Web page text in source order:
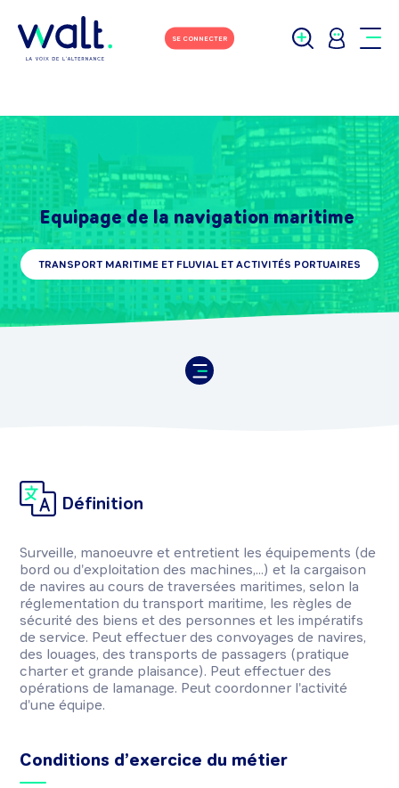
SE CONNECTER
Equipage de la navigation maritime
TRANSPORT MARITIME ET FLUVIAL ET ACTIVITÉS PORTUAIRES
Définition
Surveille, manoeuvre et entretient les équipements (de
bord ou d'exploitation des machines,...) et la cargaison
de navires au cours de traversées maritimes, selon la
réglementation du transport maritime, les règles de
sécurité des biens et des personnes et les impératifs
de service. Peut effectuer des convoyages de navires,
des louages, des transports de passagers (pratique
charter et grande plaisance). Peut effectuer des
opérations de lamanage. Peut coordonner l'activité
d'une équipe.
Conditions d’exercice du métier